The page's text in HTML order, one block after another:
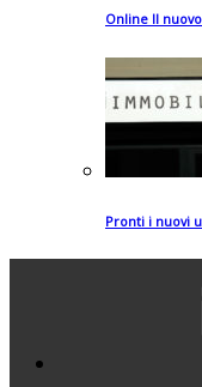
Online Il
Pronti i nuovi